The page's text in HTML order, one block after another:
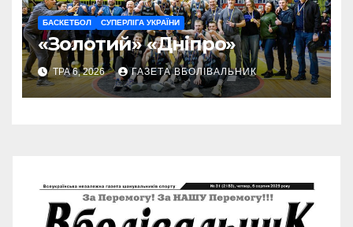
БАСКЕТБОЛ СУПЕРЛІГА УКРАЇНИ
«Золотий» «Дніпро»
ТРА 6, 2026 ГАЗЕТА ВБОЛІВАЛЬНИК